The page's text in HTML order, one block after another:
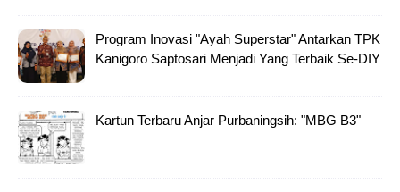
Program Inovasi "Ayah Superstar" Antarkan TPK
Kanigoro Saptosari Menjadi Yang Terbaik Se-DIY
Kartun Terbaru Anjar Purbaningsih: "MBG B3"